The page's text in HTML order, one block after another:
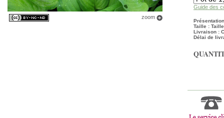
zoom
Guide des
Taille :
Livraison :
Délai de